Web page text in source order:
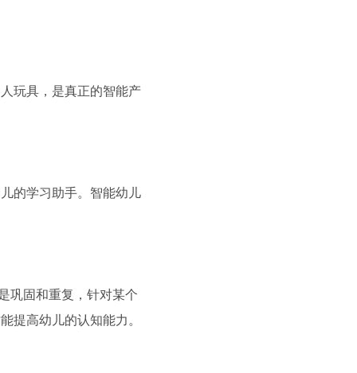
玩具，是真正的智能产
的学习助手。智能幼儿
巩固和重复，针对某个
提高幼儿的认知能力。